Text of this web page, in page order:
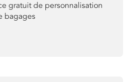
gratuit de personnalisation
bagages